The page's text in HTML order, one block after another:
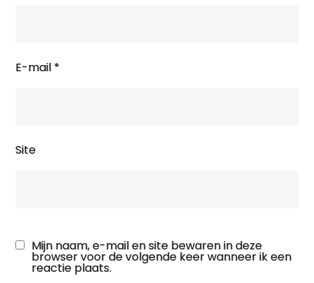
E-mail *
Site
Mijn naam, e-mail en site bewaren in deze
browser voor de volgende keer wanneer ik een
reactie plaats.